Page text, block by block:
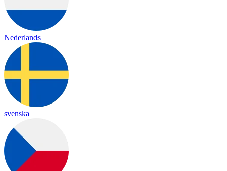
Nederlands
svenska